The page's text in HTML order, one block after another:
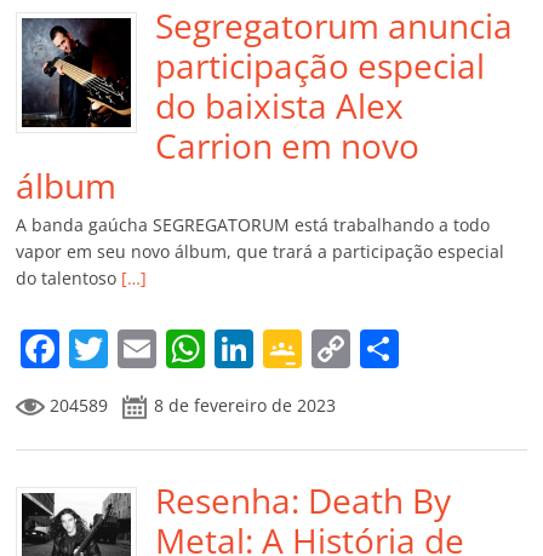
Segregatorum anuncia
participação especial
do baixista Alex
Carrion em novo
álbum
A banda gaúcha SEGREGATORUM está trabalhando a todo
vapor em seu novo álbum, que trará a participação especial
do talentoso […]
F
a
c
e
b
o
T
w
itt
er
E
m
ai
l
W
at
s
A
p
Li
k
e
dI
n
G
o
o
gl
e
Cl
C
y
Li
n
p
ar
til
204589 8 de fevereiro de 2023
Resenha: Death By
Metal: A História de